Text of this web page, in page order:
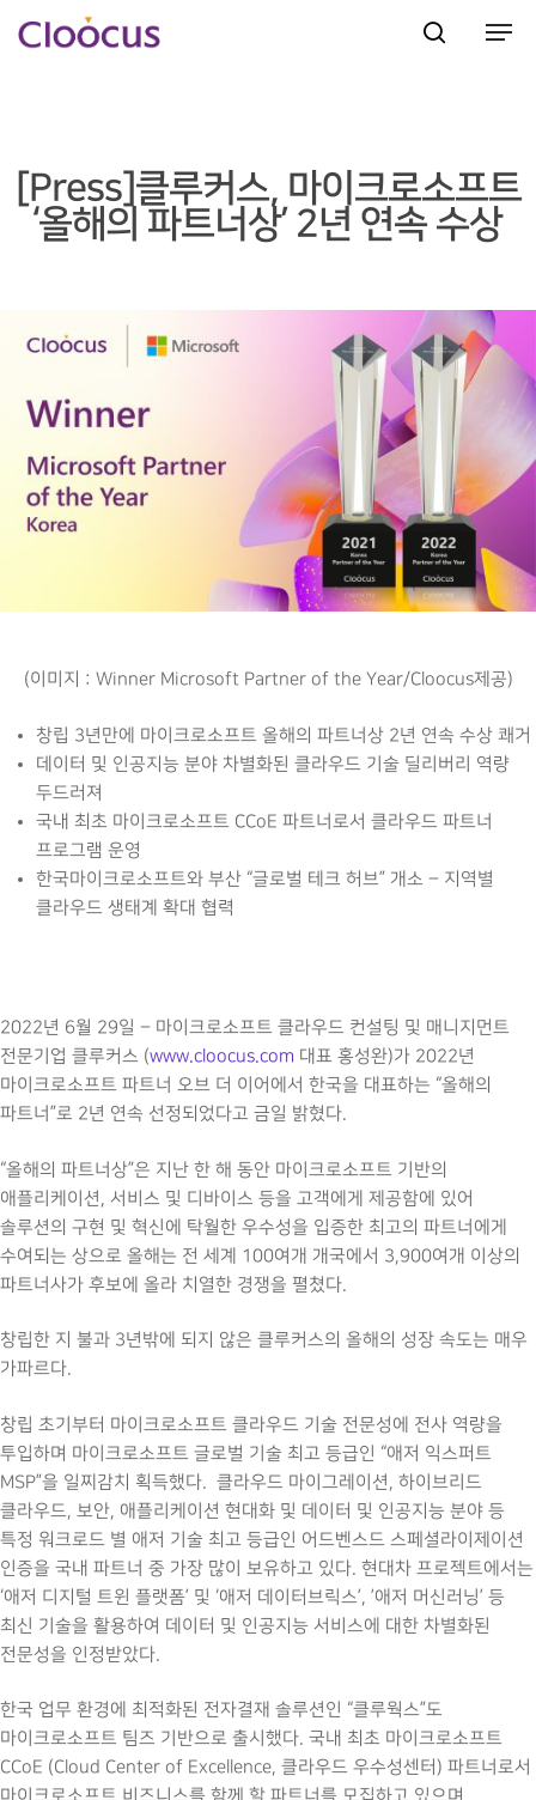
[Press]클루커스, 마이크로소프트
‘올해의 파트너상’ 2년 연속 수상
(이미지 : Winner Microsoft Partner of the Year/Cloocus제공)
창립 3년만에 마이크로소프트 올해의 파트너상 2년 연속 수상 쾌거
데이터 및 인공지능 분야 차별화된 클라우드 기술 딜리버리 역량
두드러져
국내 최초 마이크로소프트 CCoE 파트너로서 클라우드 파트너
프로그램 운영
한국마이크로소프트와 부산 “글로벌 테크 허브” 개소 – 지역별
클라우드 생태계 확대 협력
2022년 6월 29일 – 마이크로소프트 클라우드 컨설팅 및 매니지먼트
전문기업 클루커스 (www.cloocus.com 대표 홍성완)가 2022년
마이크로소프트 파트너 오브 더 이어에서 한국을 대표하는 “올해의
파트너”로 2년 연속 선정되었다고 금일 밝혔다.
“올해의 파트너상”은 지난 한 해 동안 마이크로소프트 기반의
애플리케이션, 서비스 및 디바이스 등을 고객에게 제공함에 있어
솔루션의 구현 및 혁신에 탁월한 우수성을 입증한 최고의 파트너에게
수여되는 상으로 올해는 전 세계 100여개 개국에서 3,900여개 이상의
파트너사가 후보에 올라 치열한 경쟁을 펼쳤다.
창립한 지 불과 3년밖에 되지 않은 클루커스의 올해의 성장 속도는 매우
가파르다.
창립 초기부터 마이크로소프트 클라우드 기술 전문성에 전사 역량을
투입하며 마이크로소프트 글로벌 기술 최고 등급인 “애저 익스퍼트
MSP”을 일찌감치 획득했다. 클라우드 마이그레이션, 하이브리드
클라우드, 보안, 애플리케이션 현대화 및 데이터 및 인공지능 분야 등
특정 워크로드 별 애저 기술 최고 등급인 어드벤스드 스페셜라이제이션
인증을 국내 파트너 중 가장 많이 보유하고 있다. 현대차 프로젝트에서는
‘애저 디지털 트윈 플랫폼’ 및 ‘애저 데이터브릭스’, ’애저 머신러닝’ 등
최신 기술을 활용하여 데이터 및 인공지능 서비스에 대한 차별화된
전문성을 인정받았다.
한국 업무 환경에 최적화된 전자결재 솔루션인 “클루웍스”도
마이크로소프트 팀즈 기반으로 출시했다. 국내 최초 마이크로소프트
CCoE (Cloud Center of Excellence, 클라우드 우수성센터) 파트너로서